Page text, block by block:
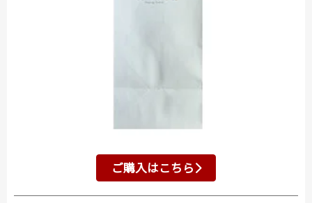
ご購入はこちら